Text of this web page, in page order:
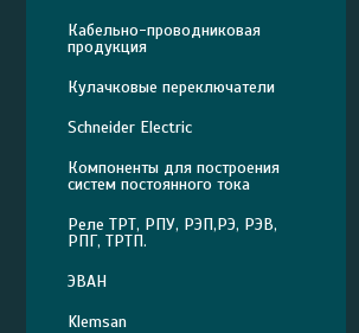
Кабельно-проводниковая
продукция
Кулачковые переключатели
Schneider Electric
Компоненты для построения
систем постоянного тока
Реле ТРТ, РПУ, РЭП,РЭ, РЭВ,
РПГ, ТРТП.
ЭВАН
Klemsan